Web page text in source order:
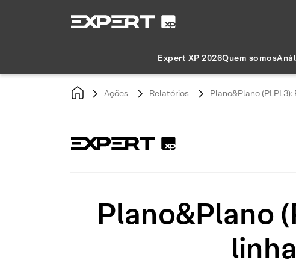
Expert XP 2026Quem somos
Ações Relatórios Plano&Plano
Plano&Plano